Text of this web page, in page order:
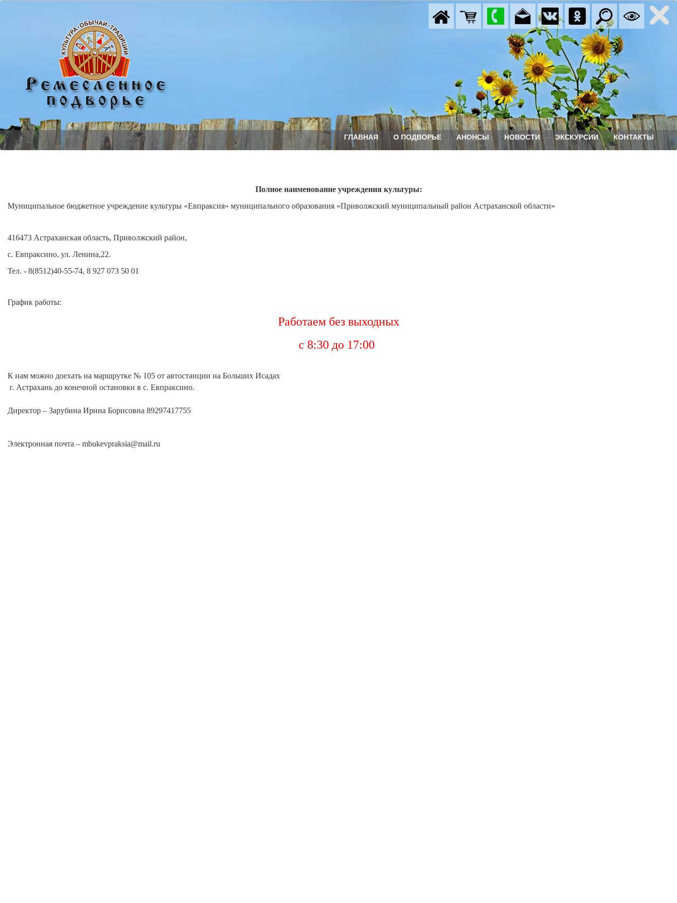
ГЛАВНАЯ О ПОДВОРЬЕ АНОНСЫ НОВОСТИ ЭКСКУРСИИ КОНТАКТЫ
Полное наименование учреждения культуры:
Муниципальное бюджетное учреждение культуры «Евпраксия» муниципального образования «Приволжский муниципальный район Астраханской области»
416473 Астраханская область, Приволжский район,
с. Евпраксино, ул. Ленина,22.
Тел. - 8(8512)40-55-74, 8 927 073 50 01
График работы:
Работаем без выходных
с 8:30 до 17:00
К нам можно доехать на маршрутке № 105 от автостанции на Больших Исадах
г. Астрахань до конечной остановки в с. Евпраксино.
Директор – Зарубина Ирина Борисовна 89297417755
Электронная почта – mbukevpraksia@mail.ru